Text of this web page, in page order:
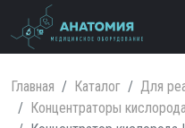
Главная Каталог
Для
Концентраторы